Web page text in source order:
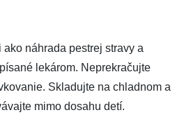
náhrada pestrej stravy a
lekárom. Neprekračujte
Skladujte na chladnom a
mimo dosahu detí.